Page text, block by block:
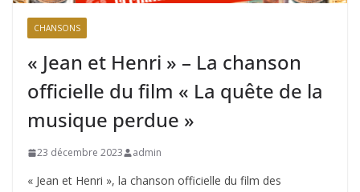
CHANSONS
« Jean et Henri » – La chanson
officielle du film « La quête de la
musique perdue »
23 décembre 2023 admin
« Jean et Henri », la chanson officielle du film des